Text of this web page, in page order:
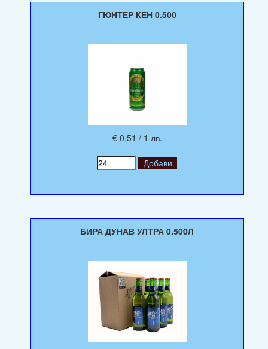
ГЮНТЕР КЕН 0.500
€ 0,51 / 1 лв.
БИРА ДУНАВ УЛТРА 0.500Л